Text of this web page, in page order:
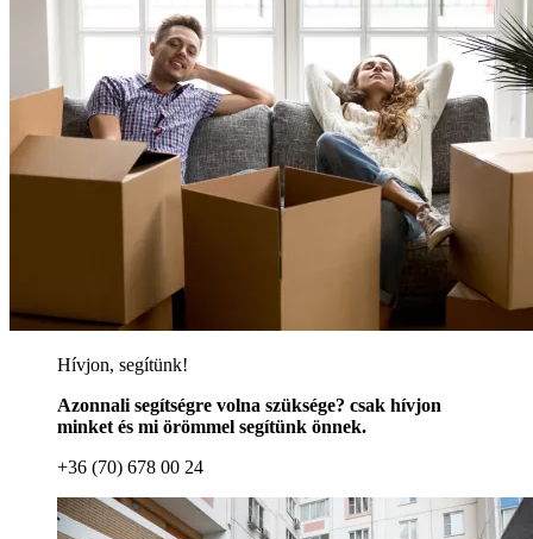
Hívjon, segítünk!
Azonnali segítségre volna szüksége? csak hívjon
minket és mi örömmel segítünk önnek.
+36 (70) 678 00 24